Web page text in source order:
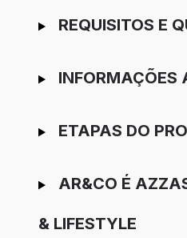
REQUISITOS E
INFORMAÇÕES
ETAPAS DO
AR&CO É
& LIFESTYLE